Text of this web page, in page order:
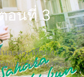
อนที่ 3
ละครเวทีของ
บแรกให้ใครสักค...